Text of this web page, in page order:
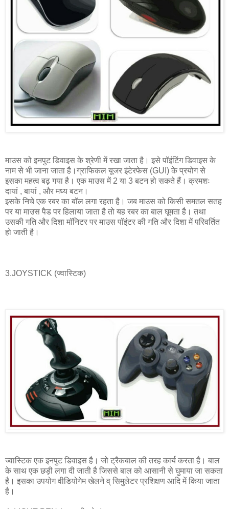
माउस को इनपुट डिवाइस के श्रेणी में रखा जाता है। इसे पॉइंटिंग डिवाइस के
नाम से भी जाना जाता है।ग्राफिकल यूजर इंटेरफेस (GUI) के प्रयोग से
इसका महत्व बढ़ गया है। एक माउस में 2 या 3 बटन हो सकते हैं। क्रमशः
दायां , बायां , और मध्य बटन।
इसके निचे एक रबर का बॉल लगा रहता है। जब माउस को किसी समतल सतह
पर या माउस पैड पर हिलाया जाता है तो यह रबर का बाल घूमता है। तथा
उसकी गति और दिशा मॉनिटर पर माउस पॉइंटर की गति और दिशा में परिवर्तित
हो जाती है।
3.JOYSTICK (ज्वास्टिक)
ज्वास्टिक एक इनपुट डिवाइस है। जो ट्रैकबाल की तरह कार्य करता है। बाल
के साथ एक छड़ी लगा दी जाती है जिससे बाल को आसानी से घुमाया जा सकता
है। इसका उपयोग वीडियोगेम खेलने व् सिमुलेटर प्रशिक्षण आदि में किया जाता
है।